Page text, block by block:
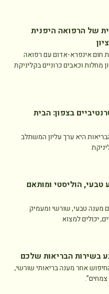
של הרפואה היפנית
חום אינפרא-אדום עם רפואה
מחלות וכאבים כרוניים בקליניקת
בצפון: הבית
היא ערך עליון המשתלב
טבעי, הוליסטי ומותאם
מענה טבעי, שורשי ומעמיק
יכולים למצוא
בשירות הבריאות שלכם
אחר מענה בריאותי שורשי,